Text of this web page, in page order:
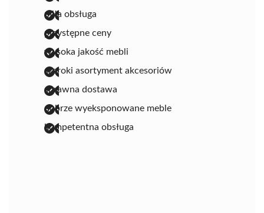
miła obsługa
przystępne ceny
wysoka jakość mebli
szeroki asortyment akcesoriów
sprawna dostawa
dobrze wyeksponowane meble
kompetentna obsługa